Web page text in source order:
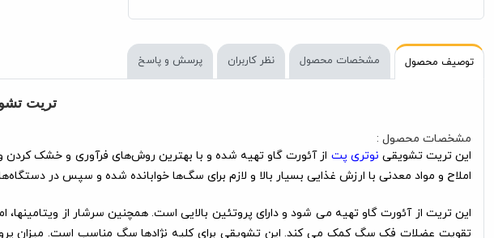
توصیف محصول مشخصات محصول نظر کاربران پرسش و پاسخ
تریت
مشخصات محصول :
این تریت تشویقی نوتری پت از آئورت گاو تهیه شده و با بهترین روش‌های فرآوری و خشک کردن
املاح و مواد معدنی با ارزش غذایی بسیار بالا و لازم برای سگ‌ها خوابانده شده و سپس در دستگاه‌های
این تریت از آئورت گاو تهیه می شود و دارای پروتئین بالایی است. همچنین سرشار از